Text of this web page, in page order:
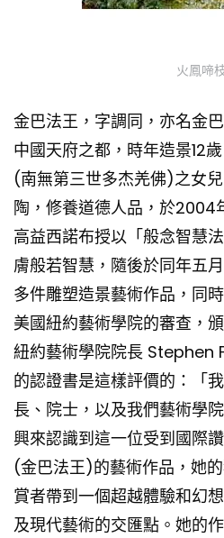
火鳳啼
金巴法王，字調同，亦名金
中國天府之都，時年造景12
(南無第三世多杰羌佛)之女
陶，修養道德人品，於2004
高益西諾布授以「般念智慧
膚般若智慧，隨後於同年五
多件雕塑造景藝術作品，同
美國紐約藝術學院的審查，
紐約藝術學院院長 Stephen
的認證書是這樣評價的：「
長、院士，以及我們藝術學
興來認識到這一位受到國際
(金巴法王)的藝術作品，她
賞者帶到一個超越體驗和幻
及現代藝術的交匯點。她的